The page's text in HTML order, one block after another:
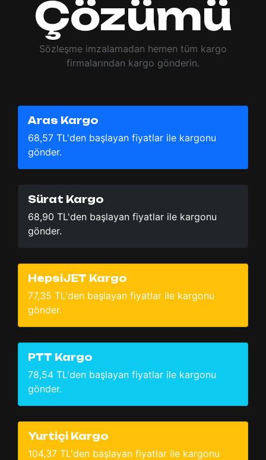
Çözümü
Sözleşme imzalamadan hemen tüm kargo
firmalarından kargo gönderin.
Aras Kargo
68,57 TL'den başlayan fiyatlar ile kargonu
gönder.
Sürat Kargo
68,90 TL'den başlayan fiyatlar ile kargonu
gönder.
HepsiJET Kargo
77,35 TL'den başlayan fiyatlar ile kargonu
gönder.
PTT Kargo
78,54 TL'den başlayan fiyatlar ile kargonu
gönder.
Yurtiçi Kargo
104,37 TL'den başlayan fiyatlar ile kargonu